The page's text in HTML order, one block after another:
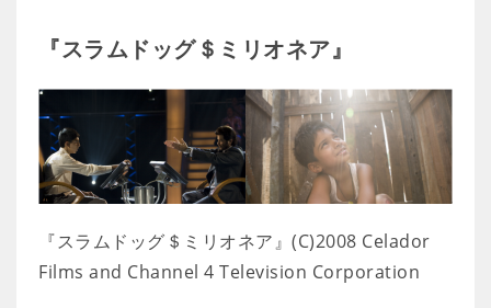
『スラムドッグ＄ミリオネア』
『スラムドッグ＄ミリオネア』(C)2008 Celador
Films and Channel 4 Television Corporation